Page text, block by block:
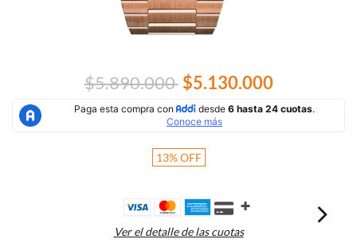
$5.890.000 $5.130.000
13%OFF
Ver el detalle de las cuotas